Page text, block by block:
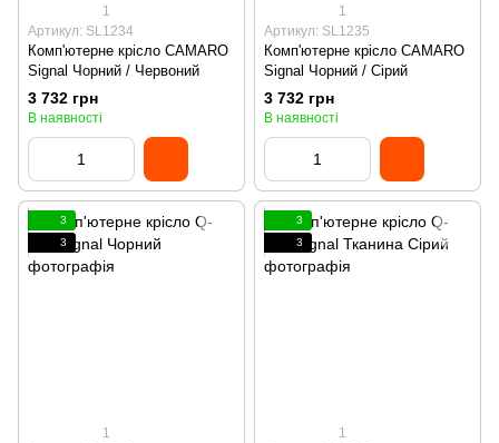
1
Артикул: SL1234
Комп'ютерне крісло CAMARO
Signal Чорний / Червоний
3 732 грн
В наявності
1
Артикул: SL1235
Комп'ютерне крісло CAMARO
Signal Чорний / Сірий
3 732 грн
В наявності
3
3
1
3
3
1